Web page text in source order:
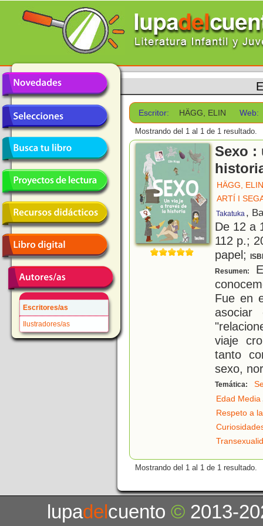
Escritores/as
Ilustradores/as
Escritor: HÄGG, ELIN Web:
Mostrando del 1 al 1 de 1 resultado.
Sexo :
HÄGG, ELIN
ARTÍ I
Takatuka ,
De 12 a
112 p.;
papel;
Resumen:
Fue en
viaje
tanto
sexo,
Temática:
Edad Media
Respeto a
Mostrando del 1 al 1 de 1 resultado.
lupadelcuento© 2013-